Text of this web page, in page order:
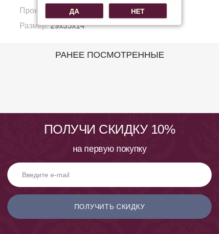
Производитель:КНР
Размер:29x35x14
РАНЕЕ ПОСМОТРЕННЫЕ
ПОЛУЧИ СКИДКУ 10%
на первую покупку
ПОЛУЧИТЬ СКИДКУ
ДА НЕТ